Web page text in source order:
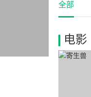
全部
电影